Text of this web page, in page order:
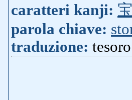
caratteri kanji:
parola chiave:
traduzione: tesoro